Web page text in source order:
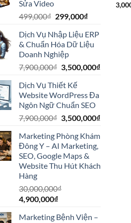
Sửa Video
499,000₫ Giá
là:
499,000₫.
299,000₫Giá
tại
là:
Dịch Vụ Nhập Liệu ERP
& Chuẩn Hóa Dữ Liệu
Doanh Nghiệp
7,900,000₫ Giá
là:
7,900,000₫.
3,500,000₫Giá
Dịch Vụ Thiết Kế
Website WordPress Đa
Ngôn Ngữ Chuẩn SEO
7,900,000₫ Giá
là:
7,900,000₫.
3,500,000₫Giá
tại
Marketing Phòng Khám
Đông Y – AI Marketing,
SEO, Google Maps &
Website Thu Hút Khách
Hàng
30,000,000₫
Giá
là:
4,900,000₫Giá
tại
Marketing Bệnh Viện –